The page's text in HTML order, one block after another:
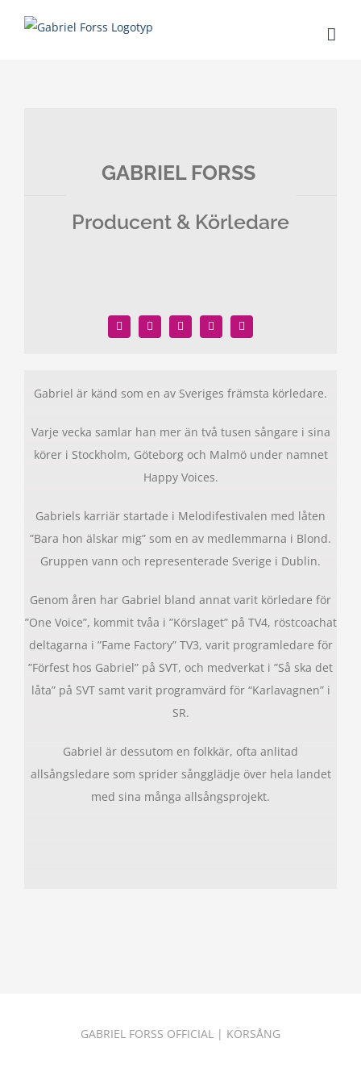
GABRIEL FORSS
Producent & Körledare
Gabriel är känd som en av Sveriges främsta körledare.
Varje vecka samlar han mer än två tusen sångare i sina
körer i Stockholm, Göteborg och Malmö under namnet
Happy Voices.
Gabriels karriär startade i Melodifestivalen med låten
”Bara hon älskar mig” som en av medlemmarna i Blond.
Gruppen vann och representerade Sverige i Dublin.
Genom åren har Gabriel bland annat varit körledare för
”One Voice”, kommit tvåa i ”Körslaget” på TV4, röstcoachat
deltagarna i ”Fame Factory” TV3, varit programledare för
”Förfest hos Gabriel” på SVT, och medverkat i ”Så ska det
låta” på SVT samt varit programvärd för “Karlavagnen” i
SR.
Gabriel är dessutom en folkkär, ofta anlitad
allsångsledare som sprider sångglädje över hela landet
med sina många allsångsprojekt.
GABRIEL FORSS OFFICIAL | KÖRSÅNG